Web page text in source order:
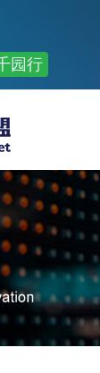
园行